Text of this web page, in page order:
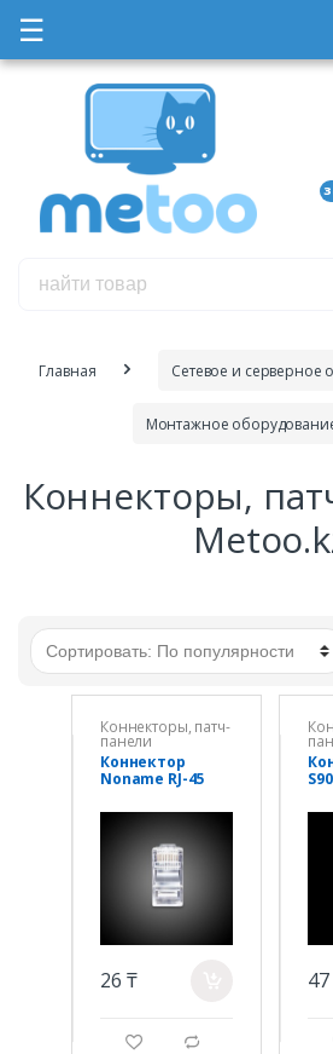
☰
Главная Сетевое и серверное
Монтажное
Коннекторы,
Коннекторы, патч-
панели
Коннектор
Noname RJ-45
26 ₸
g d